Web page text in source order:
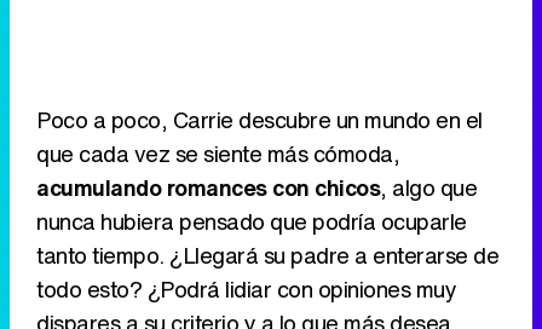
Poco a poco, Carrie descubre un mundo en el
que cada vez se siente más cómoda,
acumulando romances con chicos, algo que
nunca hubiera pensado que podría ocuparle
tanto tiempo. ¿Llegará su padre a enterarse de
todo esto? ¿Podrá lidiar con opiniones muy